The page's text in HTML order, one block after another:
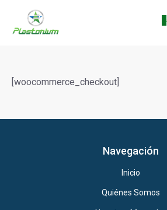
[woocommerce_checkout]
Navegación
Inicio
Quiénes Somos